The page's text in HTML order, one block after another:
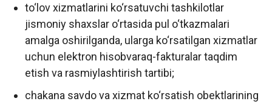
to‘lov xizmatlarini ko‘rsatuvchi tashkilotlar
jismoniy shaxslar o‘rtasida pul o‘tkazmalari
amalga oshirilganda, ularga ko‘rsatilgan xizmatlar
uchun elektron hisobvaraq-fakturalar taqdim
etish va rasmiylashtirish tartibi;
chakana savdo va xizmat ko‘rsatish obektlarining